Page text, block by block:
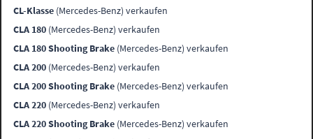
CL-Klasse (Mercedes-Benz) verkaufen
CLA 180 (Mercedes-Benz) verkaufen
CLA 180 Shooting Brake (Mercedes-Benz) verkaufen
CLA 200 (Mercedes-Benz) verkaufen
CLA 200 Shooting Brake (Mercedes-Benz) verkaufen
CLA 220 (Mercedes-Benz) verkaufen
CLA 220 Shooting Brake (Mercedes-Benz) verkaufen